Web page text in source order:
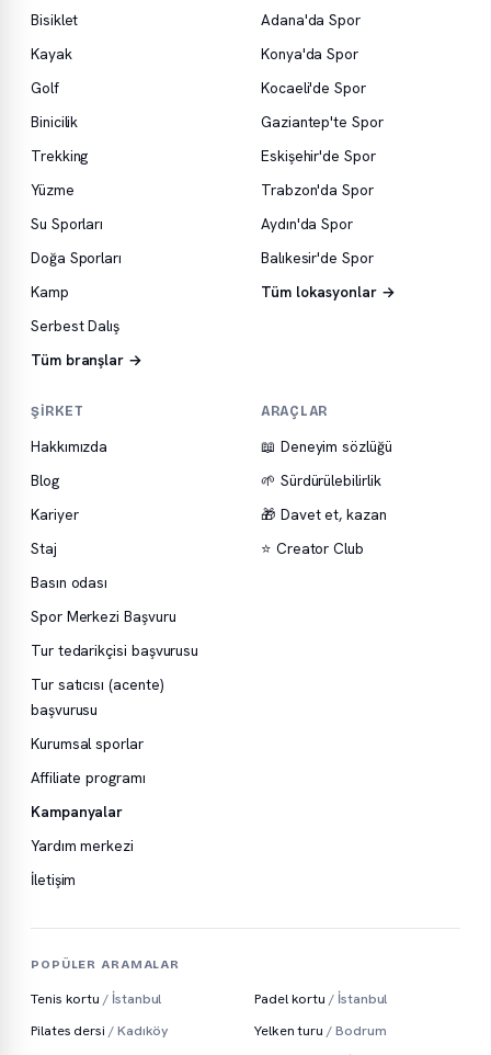
Bisiklet
Kayak
Golf
Binicilik
Trekking
Yüzme
Su Sporları
Doğa Sporları
Kamp
Serbest Dalış
Tüm branşlar →
Adana'da Spor
Konya'da Spor
Kocaeli'de Spor
Gaziantep'te Spor
Eskişehir'de Spor
Trabzon'da Spor
Aydın'da Spor
Balıkesir'de Spor
Tüm lokasyonlar →
ŞIRKET
Hakkımızda
Blog
Kariyer
Staj
Basın odası
Spor Merkezi Başvuru
Tur tedarikçisi başvurusu
Tur satıcısı (acente)
başvurusu
Kurumsal sporlar
Affiliate programı
Kampanyalar
Yardım merkezi
İletişim
ARAÇLAR
📖 Deneyim sözlüğü
🌱 Sürdürülebilirlik
🎁 Davet et, kazan
⭐ Creator Club
POPÜLER ARAMALAR
Tenis kortu/ İstanbul Padel kortu/ İstanbul
Pilates dersi / Kadıköy Yelken turu/ Bodrum